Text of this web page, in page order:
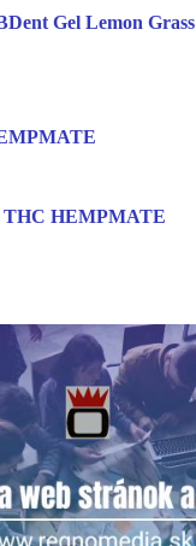
Gel Lemon Grass
THC HEMPMATE